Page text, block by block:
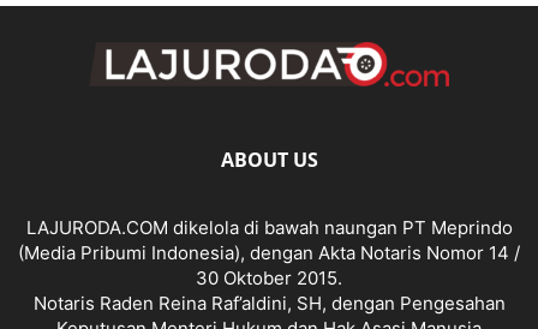
ABOUT US
LAJURODA.COM dikelola di bawah naungan PT Meprindo
(Media Pribumi Indonesia), dengan Akta Notaris Nomor 14 /
30 Oktober 2015.
Notaris Raden Reina Raf’aldini, SH, dengan Pengesahan